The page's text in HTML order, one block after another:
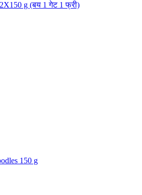
g (बय 1 गेट 1 फ्री)
150 g